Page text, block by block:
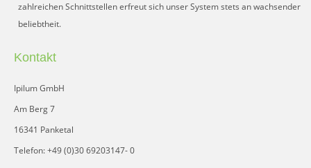
zahlreichen Schnittstellen erfreut sich unser System stets an wachsender
beliebtheit.
Kontakt
Ipilum GmbH
Am Berg 7
16341 Panketal
Telefon: +49 (0)30 69203147- 0